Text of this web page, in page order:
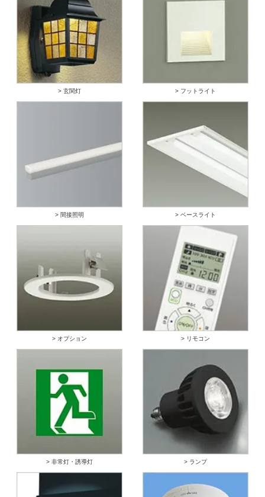
> 玄関灯 > フットライト
> 間接照明 > ベースライト
> オプション > リモコン
> 非常灯・誘導灯 > ランプ